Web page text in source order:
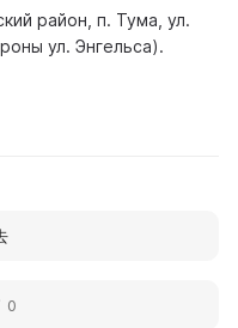
район, п. Тума, ул.
ул. Энгельса).
0